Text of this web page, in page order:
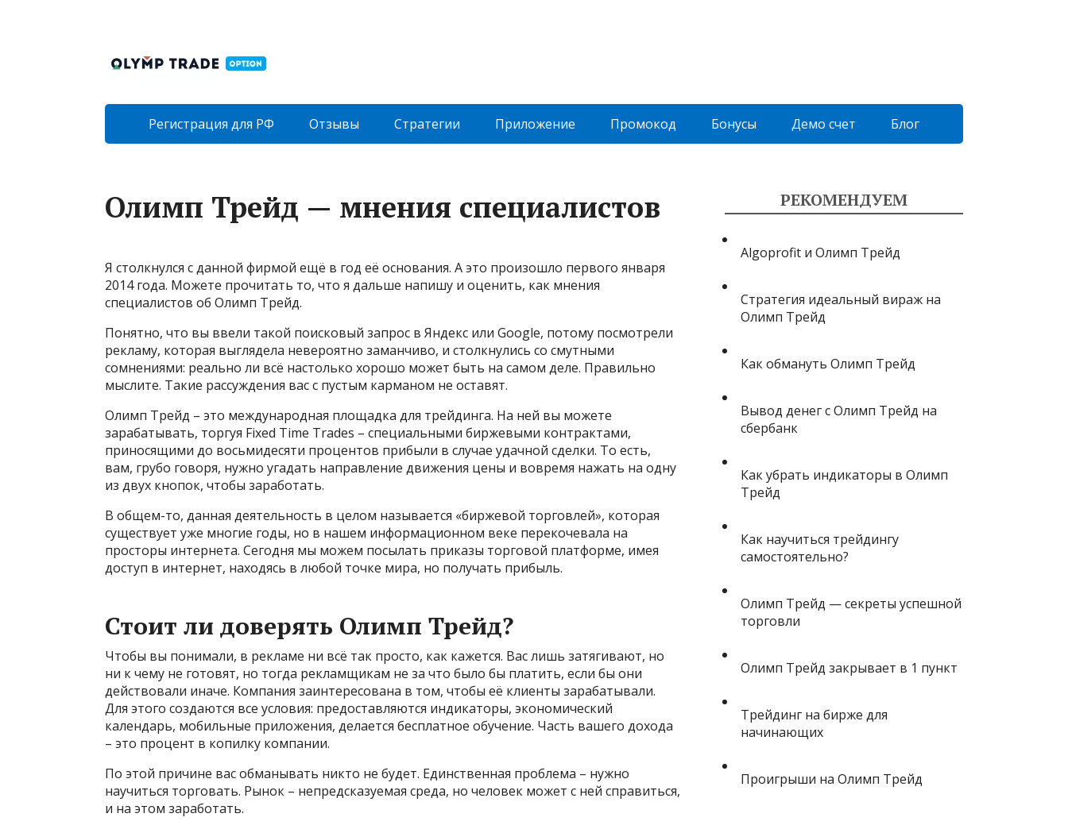
Регистрация для РФ Отзывы Cтратегии Приложение Промокод Бонусы Демо счет Блог
Олимп Трейд — мнения специалистов
Я столкнулся с данной фирмой ещё в год её основания. А это произошло первого января
2014 года. Можете прочитать то, что я дальше напишу и оценить, как мнения
специалистов об Олимп Трейд.
Понятно, что вы ввели такой поисковый запрос в Яндекс или Google, потому посмотрели
рекламу, которая выглядела невероятно заманчиво, и столкнулись со смутными
сомнениями: реально ли всё настолько хорошо может быть на самом деле. Правильно
мыслите. Такие рассуждения вас с пустым карманом не оставят.
Олимп Трейд – это международная площадка для трейдинга. На ней вы можете
зарабатывать, торгуя Fixed Time Trades – специальными биржевыми контрактами,
приносящими до восьмидесяти процентов прибыли в случае удачной сделки. То есть,
вам, грубо говоря, нужно угадать направление движения цены и вовремя нажать на одну
из двух кнопок, чтобы заработать.
В общем-то, данная деятельность в целом называется «биржевой торговлей», которая
существует уже многие годы, но в нашем информационном веке перекочевала на
просторы интернета. Сегодня мы можем посылать приказы торговой платформе, имея
доступ в интернет, находясь в любой точке мира, но получать прибыль.
Стоит ли доверять Олимп Трейд?
Чтобы вы понимали, в рекламе ни всё так просто, как кажется. Вас лишь затягивают, но
ни к чему не готовят, но тогда рекламщикам не за что было бы платить, если бы они
действовали иначе. Компания заинтересована в том, чтобы её клиенты зарабатывали.
Для этого создаются все условия: предоставляются индикаторы, экономический
календарь, мобильные приложения, делается бесплатное обучение. Часть вашего дохода
– это процент в копилку компании.
По этой причине вас обманывать никто не будет. Единственная проблема – нужно
научиться торговать. Рынок – непредсказуемая среда, но человек может с ней справиться,
и на этом заработать.
РЕКОМЕНДУЕМ
Algoprofit и Олимп Трейд
Стратегия идеальный вираж на
Олимп Трейд
Как обмануть Олимп Трейд
Вывод денег с Олимп Трейд на
сбербанк
Как убрать индикаторы в Олимп
Трейд
Как научиться трейдингу
самостоятельно?
Олимп Трейд — секреты успешной
торговли
Олимп Трейд закрывает в 1 пункт
Трейдинг на бирже для
начинающих
Проигрыши на Олимп Трейд